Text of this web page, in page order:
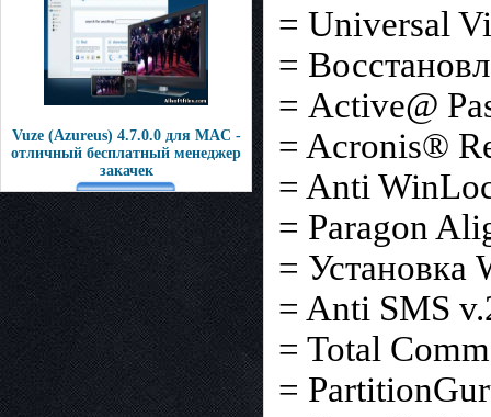
Vuze (Azureus) 4.7.0.0 для MAC -
отличный бесплатный менеджер
закачек
= Universal
=
= Active@
= Acronis®
= Anti
= Paragon
= Установка
= Anti SMS
= Total
=